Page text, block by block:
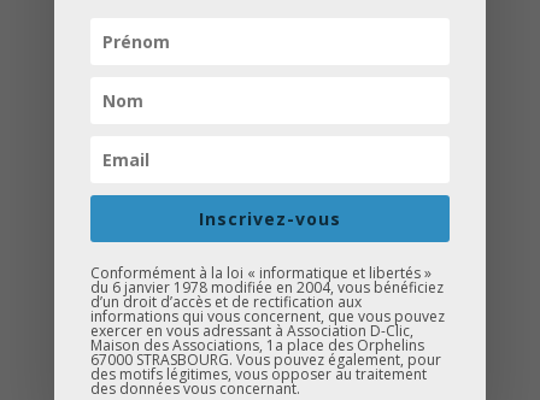
Cette intervention avait pour
l’orientation scolaire à travers trois
Les stéréotypes de genre et
les études.
Les métiers et les formations
après le collège.
Les métiers inspirants et les
rôles modèles.
Inscrivez-vous
Conformément à la loi « informatique et libertés »
du 6 janvier 1978 modifiée en 2004, vous bénéficiez
d’un droit d’accès et de rectification aux
informations qui vous concernent, que vous pouvez
exercer en vous adressant à Association D-Clic,
Maison des Associations, 1a place des Orphelins
67000 STRASBOURG. Vous pouvez également, pour
des motifs légitimes, vous opposer au traitement
des données vous concernant.